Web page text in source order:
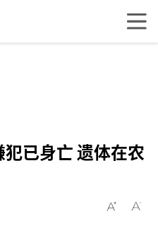
已身亡 遗体在农